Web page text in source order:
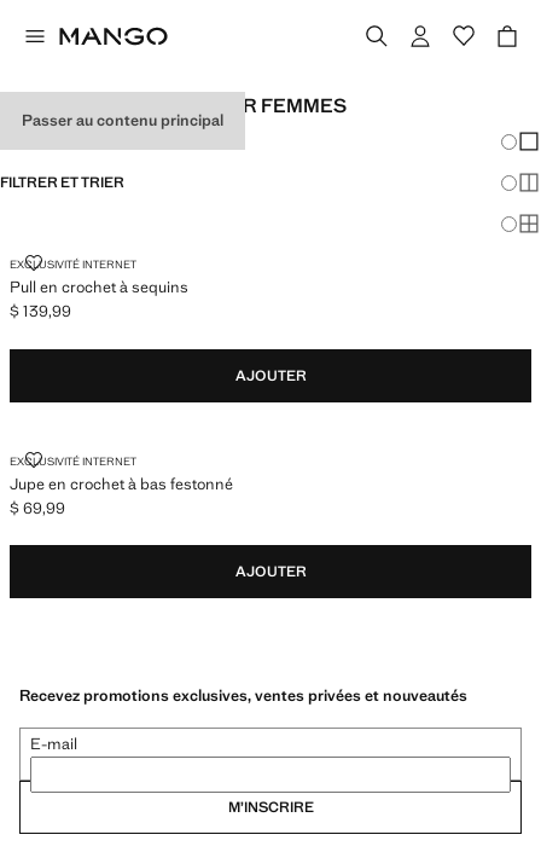
Passer au contenu principal
LOOKS DE FESTIVAL POUR FEMMES
FILTRER ET TRIER
EXCLUSIVITÉ INTERNET
Pull en crochet à sequins
PULL EN CROCHET À SEQUINS
Prix actuel [$ 139,99 ]
$ 139,99
AJOUTER
EXCLUSIVITÉ INTERNET
Jupe en crochet à bas festonné
JUPE EN CROCHET À BAS FESTONNÉ
Prix actuel [$ 69,99 ]
$ 69,99
AJOUTER
Recevez promotions exclusives, ventes privées et nouveautés
E-mail
M’INSCRIRE